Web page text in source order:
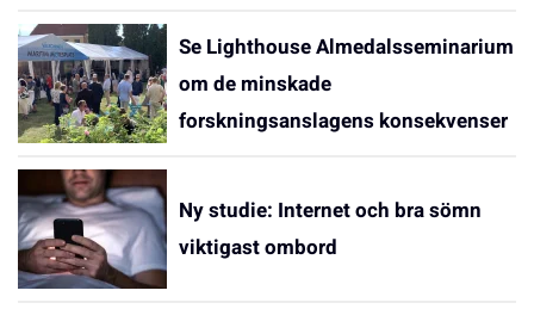
Se Lighthouse Almedalsseminarium
om de minskade
forskningsanslagens konsekvenser
Ny studie: Internet och bra sömn
viktigast ombord